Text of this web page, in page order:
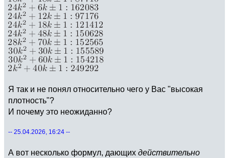
Я так и не понял относительно чего у Вас "высокая
плотность"?
И почему это неожиданно?
-- 25.04.2026, 16:24 --
А вот несколько формул, дающих действительно